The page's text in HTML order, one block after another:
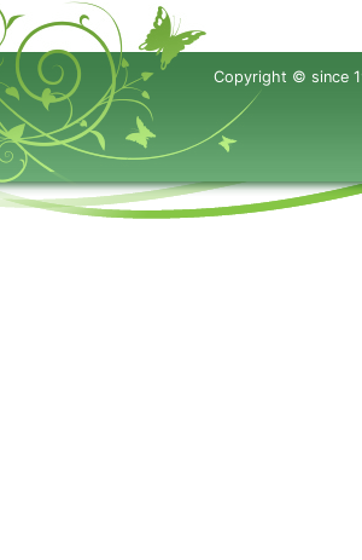
Copyright © since